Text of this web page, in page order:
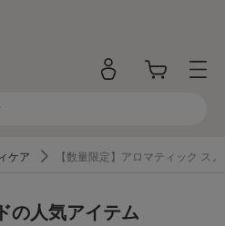
ケア 【数量限定】アロマティック ス
の人気アイテム